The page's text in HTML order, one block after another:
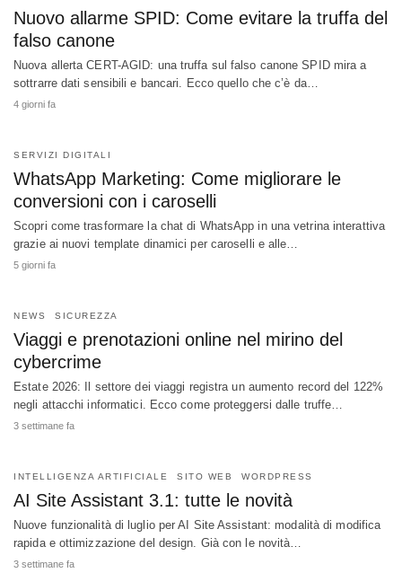
Nuovo allarme SPID: Come evitare la truffa del
falso canone
Nuova allerta CERT-AGID: una truffa sul falso canone SPID mira a
sottrarre dati sensibili e bancari. Ecco quello che c’è da…
4 giorni fa
SERVIZI DIGITALI
WhatsApp Marketing: Come migliorare le
conversioni con i caroselli
Scopri come trasformare la chat di WhatsApp in una vetrina interattiva
grazie ai nuovi template dinamici per caroselli e alle…
5 giorni fa
NEWS SICUREZZA
Viaggi e prenotazioni online nel mirino del
cybercrime
Estate 2026: Il settore dei viaggi registra un aumento record del 122%
negli attacchi informatici. Ecco come proteggersi dalle truffe…
3 settimane fa
INTELLIGENZA ARTIFICIALE SITO WEB WORDPRESS
AI Site Assistant 3.1: tutte le novità
Nuove funzionalità di luglio per AI Site Assistant: modalità di modifica
rapida e ottimizzazione del design. Già con le novità…
3 settimane fa